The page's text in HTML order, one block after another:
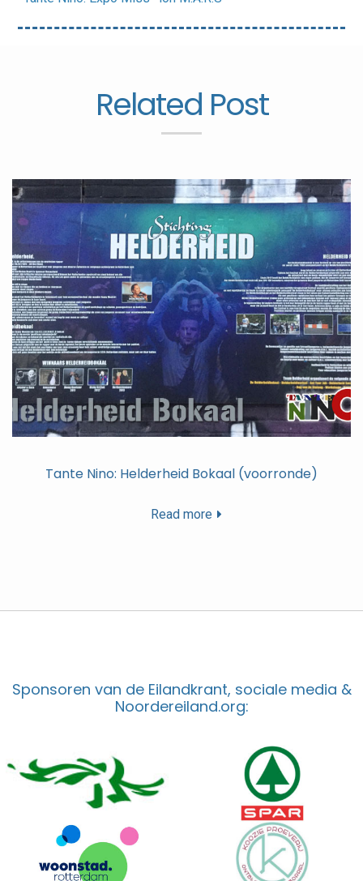
Related Post
Tante Nino: Helderheid Bokaal (voorronde)
Read more
Sponsoren van de Eilandkrant, sociale media &
Noordereiland.org: